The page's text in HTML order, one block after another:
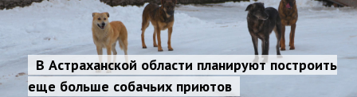
В Астраханской области планируют построить
еще больше собачьих приютов